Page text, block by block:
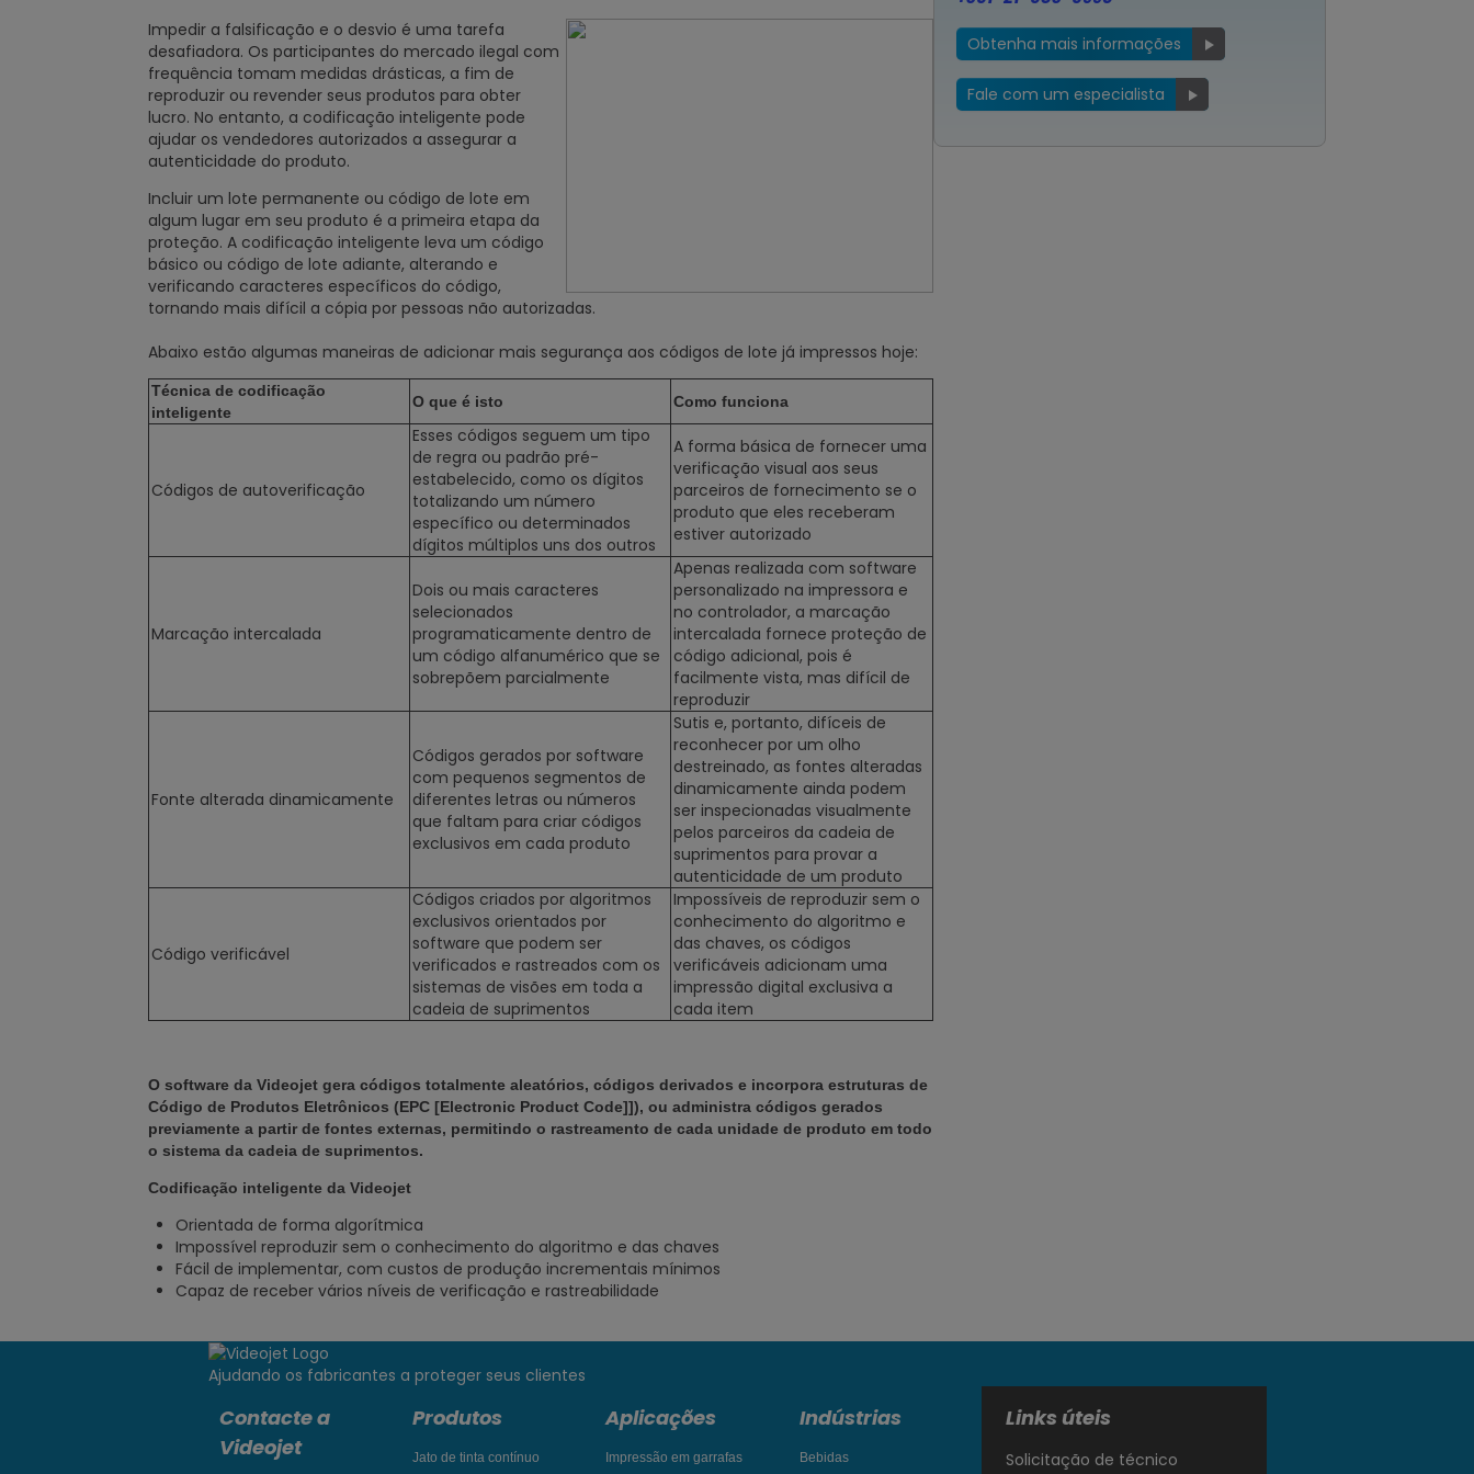
Impedir a falsificação e o desvio é uma tarefa
desafiadora. Os participantes do mercado ilegal com
frequência tomam medidas drásticas, a fim de
reproduzir ou revender seus produtos para obter
lucro. No entanto, a codificação inteligente pode
ajudar os vendedores autorizados a assegurar a
autenticidade do produto.
Incluir um lote permanente ou código de lote em
algum lugar em seu produto é a primeira etapa da
proteção. A codificação inteligente leva um código
básico ou código de lote adiante, alterando e
verificando caracteres específicos do código,
tornando mais difícil a cópia por pessoas não autorizadas.
Abaixo estão algumas maneiras de adicionar mais segurança aos códigos de lote já impressos hoje:
Técnica de codificação
inteligente
O que é isto Como funciona
Códigos de autoverificação
Esses códigos seguem um tipo
de regra ou padrão pré-
estabelecido, como os dígitos
totalizando um número
específico ou determinados
dígitos múltiplos uns dos outros
A forma básica de fornecer uma
verificação visual aos seus
parceiros de fornecimento se o
produto que eles receberam
estiver autorizado
Marcação intercalada
Dois ou mais caracteres
selecionados
programaticamente dentro de
um código alfanumérico que se
sobrepõem parcialmente
Apenas realizada com software
personalizado na impressora e
no controlador, a marcação
intercalada fornece proteção de
código adicional, pois é
facilmente vista, mas difícil de
reproduzir
Fonte alterada dinamicamente
Códigos gerados por software
com pequenos segmentos de
diferentes letras ou números
que faltam para criar códigos
exclusivos em cada produto
Sutis e, portanto, difíceis de
reconhecer por um olho
destreinado, as fontes alteradas
dinamicamente ainda podem
ser inspecionadas visualmente
pelos parceiros da cadeia de
suprimentos para provar a
autenticidade de um produto
Código verificável
Códigos criados por algoritmos
exclusivos orientados por
software que podem ser
verificados e rastreados com os
sistemas de visões em toda a
cadeia de suprimentos
Impossíveis de reproduzir sem o
conhecimento do algoritmo e
das chaves, os códigos
verificáveis adicionam uma
impressão digital exclusiva a
cada item
O software da Videojet gera códigos totalmente aleatórios, códigos derivados e incorpora estruturas de
Código de Produtos Eletrônicos (EPC [Electronic Product Code]]), ou administra códigos gerados
previamente a partir de fontes externas, permitindo o rastreamento de cada unidade de produto em todo
o sistema da cadeia de suprimentos.
Codificação inteligente da Videojet
Orientada de forma algorítmica
Impossível reproduzir sem o conhecimento do algoritmo e das chaves
Fácil de implementar, com custos de produção incrementais mínimos
Capaz de receber vários níveis de verificação e rastreabilidade
Obtenha mais informações
Fale com um especialista
Ajudando os fabricantes a proteger seus clientes
Contacte a
Videojet
Produtos
Jato de tinta contínuo
Aplicações
Impressão em garrafas
Indústrias
Bebidas
Links úteis
Solicitação de técnico